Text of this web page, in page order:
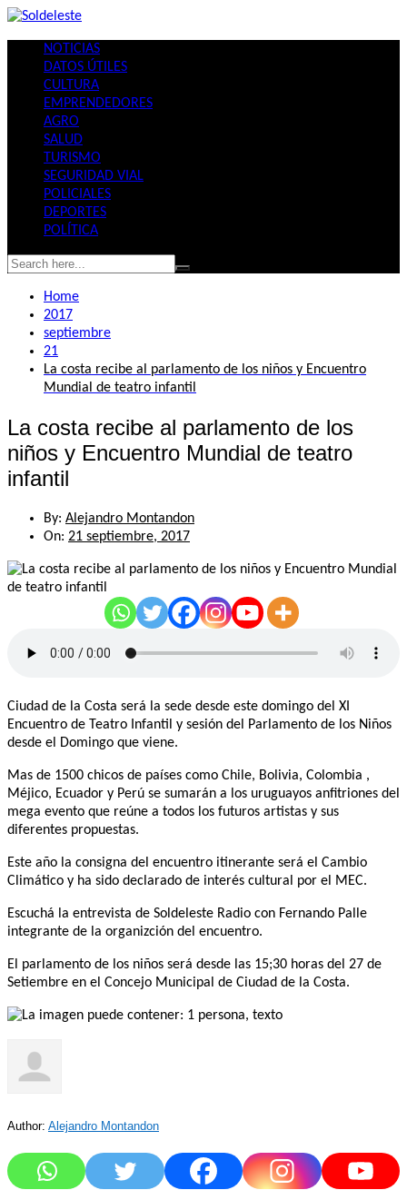
Skip
contentNOTICIAS
DATOS ÚTILES
CULTURA
EMPRENDEDORES
AGRO
SALUD
TURISMO
SEGURIDAD VIAL
POLICIALES
DEPORTES
POLÍTICA
Home
2017
septiembre
21
La costa recibe al parlamento de los niños y Encuentro
Mundial de teatro infantil
La costa recibe al parlamento de los
niños y Encuentro Mundial de teatro
infantil
By: Alejandro Montandon
On: 21 septiembre, 2017
Ciudad de la Costa será la sede desde este domingo del XI
Encuentro de Teatro Infantil y sesión del Parlamento de los Niños
desde el Domingo que viene.
Mas de 1500 chicos de países como Chile, Bolivia, Colombia ,
Méjico, Ecuador y Perú se sumarán a los uruguayos anfitriones del
mega evento que reúne a todos los futuros artistas y sus
diferentes propuestas.
Este año la consigna del encuentro itinerante será el Cambio
Climático y ha sido declarado de interés cultural por el MEC.
Escuchá la entrevista de Soldeleste Radio con Fernando Palle
integrante de la organizción del encuentro.
El parlamento de los niños será desde las 15;30 horas del 27 de
Setiembre en el Concejo Municipal de Ciudad de la Costa.
Author: Alejandro Montandon